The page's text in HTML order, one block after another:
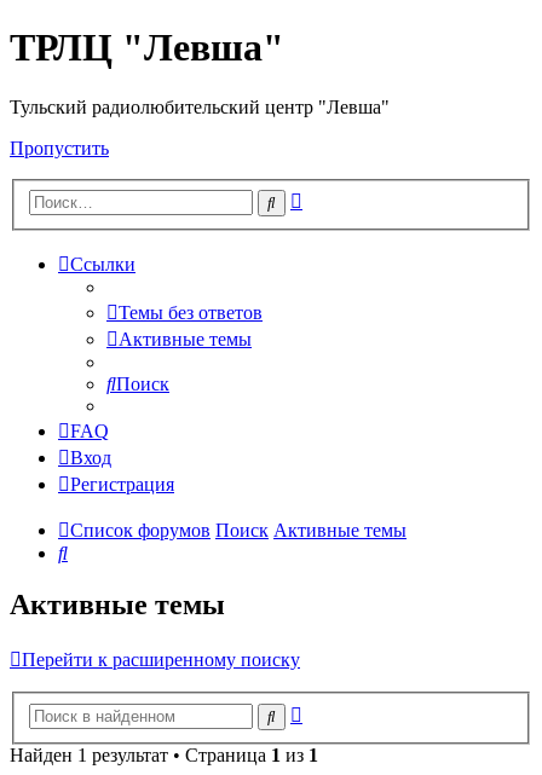
ТРЛЦ "Левша"
Тульский радиолюбительский центр "Левша"
Пропустить
Поиск
Ссылки
Темы без ответов
Активные темы
Поиск
FAQ
Вход
Регистрация
Список форумов Поиск Активные темы
Поиск
Активные темы
Перейти к расширенному поиску
Поиск
Найден 1 результат • Страница 1 из 1